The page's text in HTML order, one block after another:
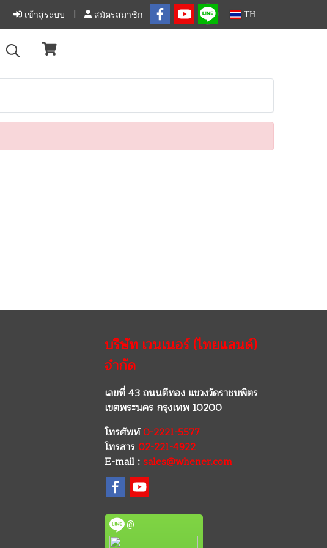
เข้าสู่ระบบ สมัครสมาชิก TH
บริษัท เวนเนอร์ (ไทยแลนด์)
จำกัด
เลขที่ 43 ถนนตีทอง แขวงวัดราชบพิตร
เขตพระนคร กรุงเทพ 10200
โทรศัพท์ 0-2221-5577
โทรสาร 02-221-4922
E-mail : sales@whener.com
@